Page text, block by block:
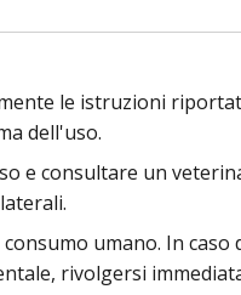
le istruzioni
dell'uso.
e consultare un
umano. In caso
rivolgersi